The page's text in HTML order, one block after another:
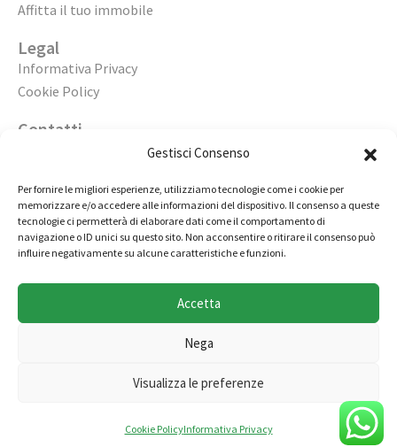
Gestisci Consenso
Per fornire le migliori esperienze, utilizziamo tecnologie come i cookie per
memorizzare e/o accedere alle informazioni del dispositivo. Il consenso a queste
tecnologie ci permetterà di elaborare dati come il comportamento di
navigazione o ID unici su questo sito. Non acconsentire o ritirare il consenso può
influire negativamente su alcune caratteristiche e funzioni.
Accetta
Nega
Visualizza le preferenze
Cookie PolicyInformativa Privacy
Affitta il tuo immobile
Legal
Informativa Privacy
Cookie Policy
Contatti
02 98236472
info@immobiliarecasaelite.it
Copyright © by Millertech S.r.l., società appartenente al
gruppo Miller Group - Tutti i diritti riservati
Casa Elite Group